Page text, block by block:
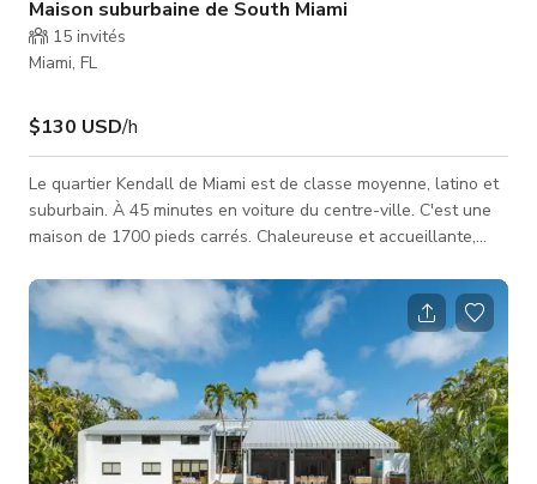
Maison suburbaine de South Miami
15 invités
Miami, FL
$130 USD/h
Le quartier Kendall de Miami est de classe moyenne, latino et
suburbain. À 45 minutes en voiture du centre-ville. C'est une
maison de 1700 pieds carrés. Chaleureuse et accueillante,
et une touche de décoration moderne et traditionnelle.